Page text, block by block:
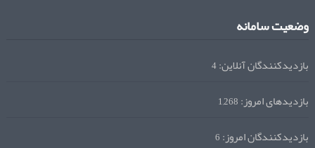
وضعیت سامانه
بازدیدکنندگان آنلاین:4
بازدیدهای امروز:1,268
بازدیدکنندگان امروز:6